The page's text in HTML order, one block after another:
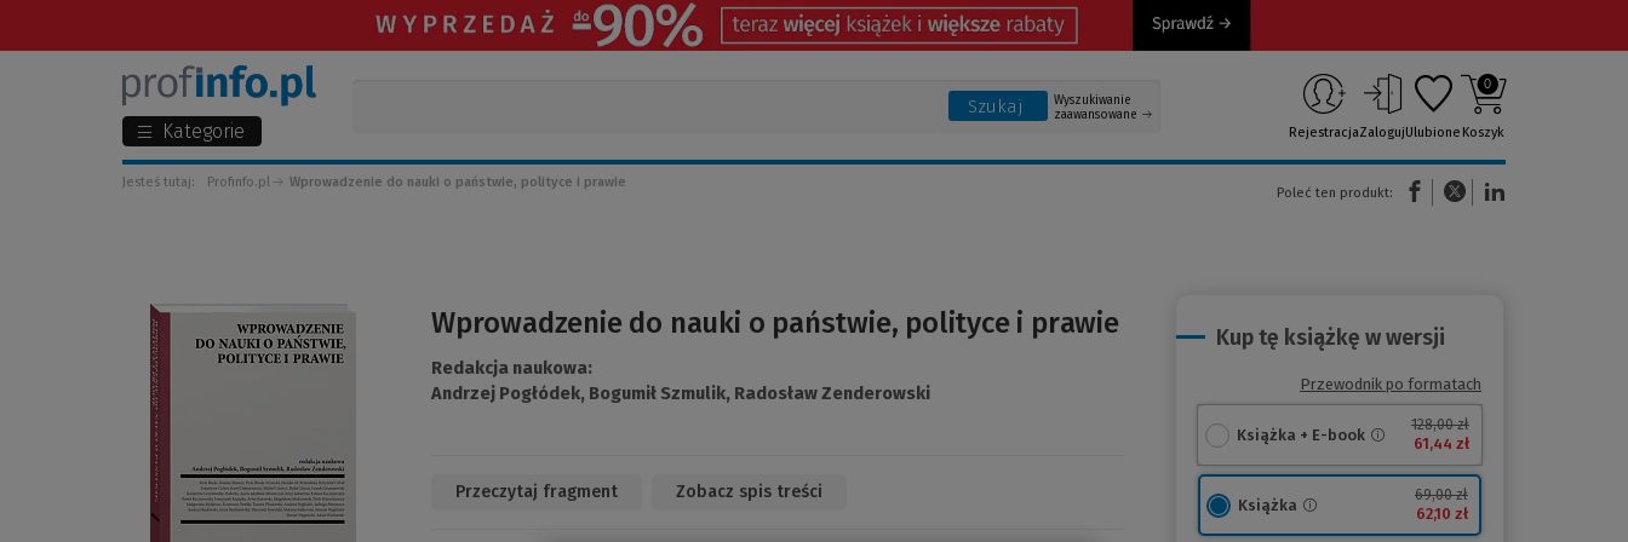
Kategorie
Szukaj
Wyszukiwanie
zaawansowane
RejestracjaZalogujUlubione
0
Koszyk
Jesteś tutaj: Profinfo.pl Wprowadzenie do nauki o państwie, polityce i prawie
Poleć ten produkt:
(Nowe okno)(Link do innej strony)
Wprowadzenie do nauki o państwie, polityce i prawie
Redakcja naukowa:
Andrzej Pogłódek, Bogumił Szmulik, Radosław Zenderowski
Przeczytaj fragment Zobacz spis treści
Kup tę książkę w wersji
Przewodnik po formatach
Książka + E-book
128,00 zł
61,44 zł
Książka
69,00 zł
62,10 zł